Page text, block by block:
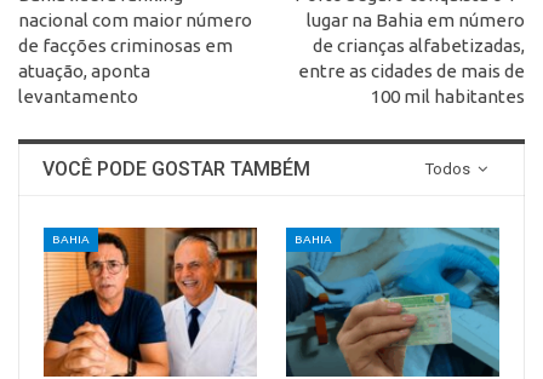
nacional com maior número
de facções criminosas em
atuação, aponta
levantamento
lugar na Bahia em número
de crianças alfabetizadas,
entre as cidades de mais de
100 mil habitantes
Todos
VOCÊ PODE GOSTAR TAMBÉM
BAHIA BAHIA